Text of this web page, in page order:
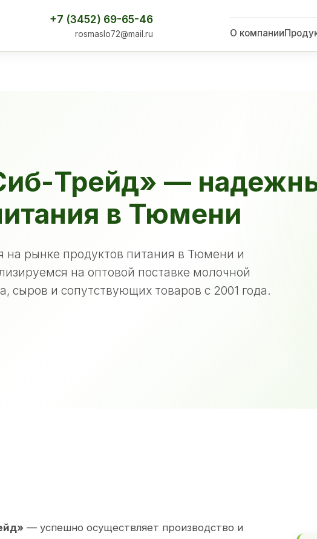
+7 (3452) 69-65-46
rosmaslo72@mail.ru О компании
Трейд» —
в Тюмени
на рынке продуктов питания в Тюмени и
на оптовой поставке молочной
сыров и сопутствующих товаров с 2001 года.
— успешно осуществляет производство и